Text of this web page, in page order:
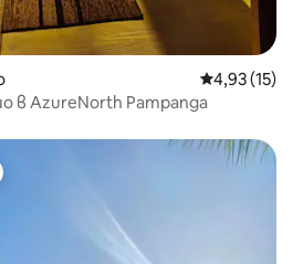
Средна
4,93 (15)
AzureNorth Pampanga